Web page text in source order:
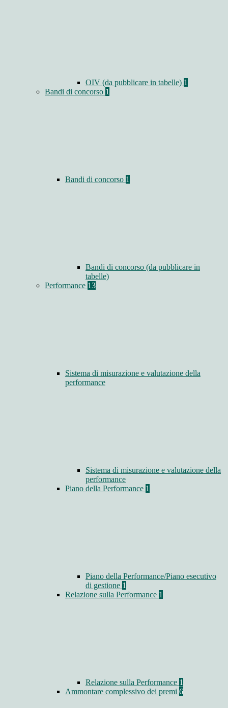
OIV (da pubblicare in tabelle) 1
Bandi di concorso 1
Bandi di concorso 1
Bandi di concorso (da pubblicare in
tabelle)
Performance 13
Sistema di misurazione e valutazione della
performance
Sistema di misurazione e valutazione della
performance
Piano della Performance 1
Piano della Performance/Piano esecutivo
di gestione 1
Relazione sulla Performance 1
Relazione sulla Performance 1
Ammontare complessivo dei premi 6